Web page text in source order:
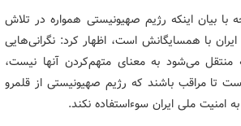
با بیان اینکه رژیم صهیونیستی همواره در تلاش
با همسایگانش است، اظهار کرد: نگرانی‌هایی
می‌شود به معنای متهم‌کردن آنها نیست،
تا مراقب باشند که رژیم صهیونیستی از قلمرو
امنیت ملی ایران سوءاستفاده نکند.